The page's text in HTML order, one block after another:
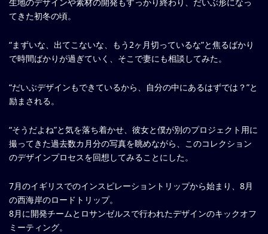
てきた初冬の頃。
“まずいな、出てこないな、もう2ヶ月切っているな”と焦るばかり
で時間ばかりが過ぎていく、そこで妻にも相談してみた。
“だいぶデザインもできているから、自分の中にあるはずでは？”と
励まされる。
“そうだよね”と気を落ち着かせ、彼女と僕が別のプロジェクト用に
撮ってきた過去数カ月分の写真を眺めながら、このコレクション
のデザインプロセスを回想してみることにした。
7月のイギリスでのインスピレーショントリップから始まり、8月
の西海岸のロードトリップ。
8月に開発チームとロサンゼルスで行われたデザインのキックオフ
ミーティング。